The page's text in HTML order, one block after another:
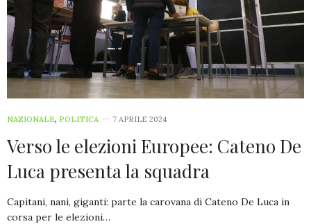
NAZIONALE, POLITICA 7 APRILE 2024
Verso le elezioni Europee: Cateno De
Luca presenta la squadra
Capitani, nani, giganti: parte la carovana di Cateno De Luca in
corsa per le elezioni…